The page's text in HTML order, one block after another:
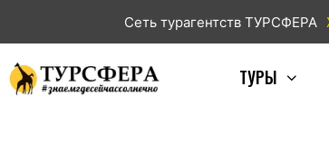
Сеть турагентств ТУРСФЕРА
ТУРЫ